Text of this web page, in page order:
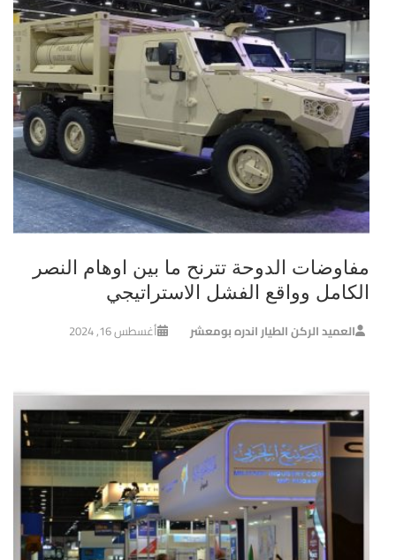
مفاوضات الدوحة تترنح ما بين اوهام النصر
الكامل وواقع الفشل الاستراتيجي
العميد الركن الطيار اندره بومعشر أغسطس 16, 2024